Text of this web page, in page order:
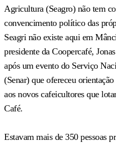
Agricultura (Seagro) não tem
convencimento político das
Seagri não existe aqui em
presidente da Coopercafé,
após um evento do Serviço
(Senar) que ofereceu
aos novos cafeicultores que
Café.
Estavam mais de 350 pessoas